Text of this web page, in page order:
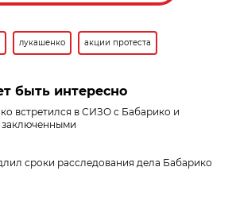
лукашенко акции протеста
быть интересно
встретился в СИЗО с Бабарико и
сроки расследования дела Бабарико